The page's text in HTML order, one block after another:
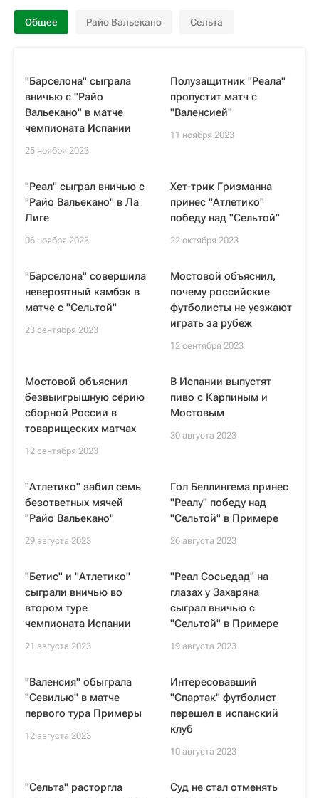
Общее Райо Вальекано Сельта
"Барселона" сыграла
вничью с "Райо
Вальекано" в матче
чемпионата Испании
25 ноября 2023
Полузащитник "Реала"
пропустит матч с
"Валенсией"
11 ноября 2023
"Реал" сыграл вничью с
"Райо Вальекано" в Ла
Лиге
06 ноября 2023
Хет-трик Гризманна
принес "Атлетико"
победу над "Сельтой"
22 октября 2023
"Барселона" совершила
невероятный камбэк в
матче с "Сельтой"
23 сентября 2023
Мостовой объяснил,
почему российские
футболисты не уезжают
играть за рубеж
12 сентября 2023
Мостовой объяснил
безвыигрышную серию
сборной России в
товарищеских матчах
12 сентября 2023
В Испании выпустят
пиво с Карпиным и
Мостовым
30 августа 2023
"Атлетико" забил семь
безответных мячей
"Райо Вальекано"
29 августа 2023
Гол Беллингема принес
"Реалу" победу над
"Сельтой" в Примере
26 августа 2023
"Бетис" и "Атлетико"
сыграли вничью во
втором туре
чемпионата Испании
21 августа 2023
"Реал Сосьедад" на
глазах у Захаряна
сыграл вничью с
"Сельтой" в Примере
19 августа 2023
"Валенсия" обыграла
"Севилью" в матче
первого тура Примеры
12 августа 2023
Интересовавший
"Спартак" футболист
перешел в испанский
клуб
10 августа 2023
"Сельта" расторгла
Суд не стал отменять